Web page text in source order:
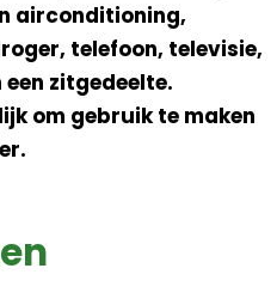
airconditioning,
telefoon, televisie,
zitgedeelte.
om gebruik te maken